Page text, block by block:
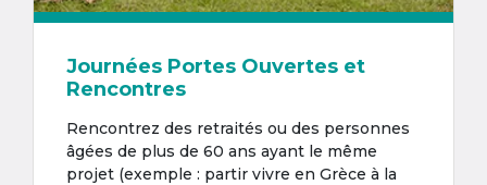
Journées Portes Ouvertes et
Rencontres
Rencontrez des retraités ou des personnes
âgées de plus de 60 ans ayant le même
projet (exemple : partir vivre en Grèce à la